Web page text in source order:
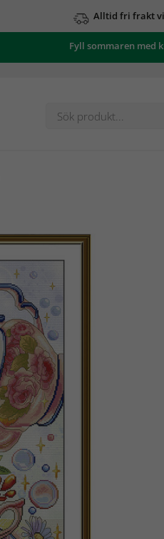
Alltid fri frakt
Fyll sommaren med